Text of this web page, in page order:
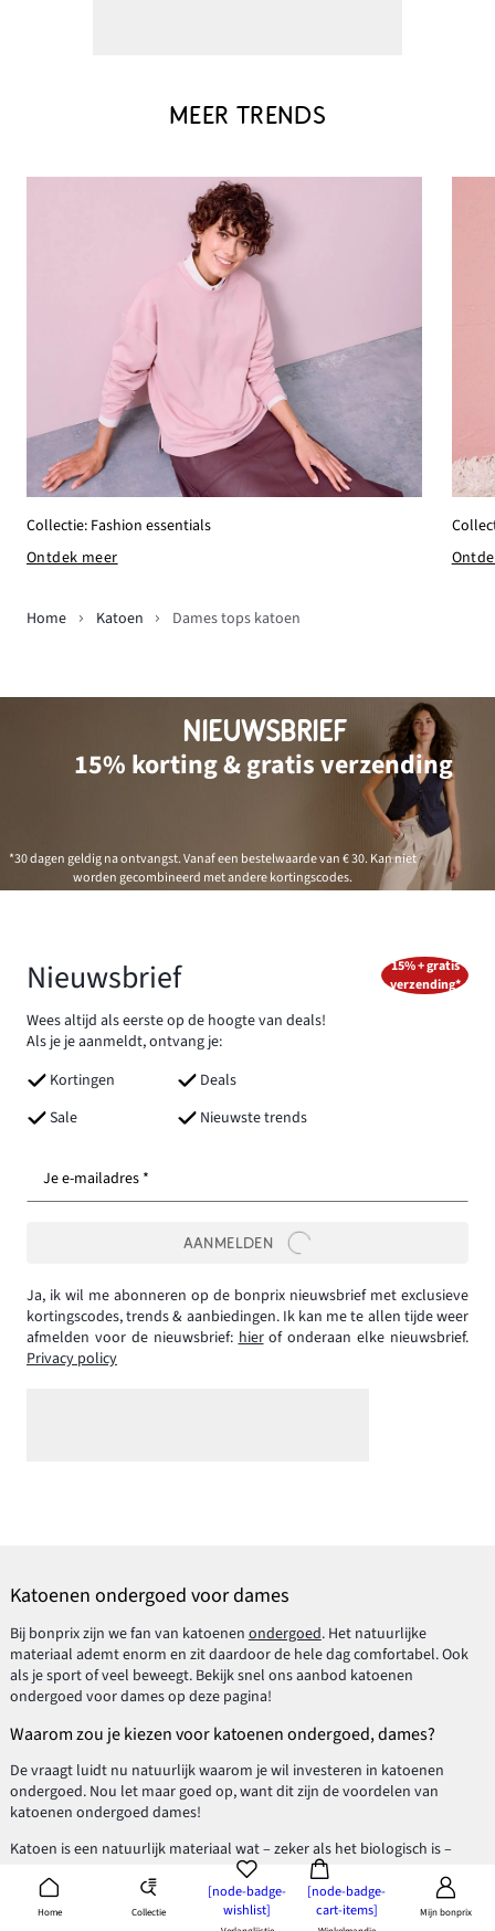
Home Collectie
[node-badge-
wishlist]
[node-badge-
cart-items]
Mijn bonprix
MEER TRENDS
Collectie: Fashion essentials
Ontdek meer
Home Katoen Dames tops katoen
NIEUWSBRIEF
15% korting & gratis verzending
*30 dagen geldig na ontvangst. Vanaf een bestelwaarde van € 30. Kan niet
worden gecombineerd met andere kortingscodes.
Nieuwsbrief
Wees altijd als eerste op de hoogte van deals!
Als je je aanmeldt, ontvang je:
Kortingen
Deals
Sale
Nieuwste trends
15% + gratis
verzending*
Je e-mailadres *
AANMELDEN
Ja, ik wil me abonneren op de bonprix nieuwsbrief met exclusieve
kortingscodes, trends & aanbiedingen. Ik kan me te allen tijde weer
afmelden voor de nieuwsbrief: hierof onderaan elke nieuwsbrief.
Privacy policy
Katoenen ondergoed voor dames
Bij bonprix zijn we fan van katoenen ondergoed. Het natuurlijke
materiaal ademt enorm en zit daardoor de hele dag comfortabel. Ook
als je sport of veel beweegt. Bekijk snel ons aanbod katoenen
ondergoed voor dames op deze pagina!
Waarom zou je kiezen voor katoenen ondergoed, dames?
De vraagt luidt nu natuurlijk waarom je wil investeren in katoenen
ondergoed. Nou let maar goed op, want dit zijn de voordelen van
katoenen ondergoed dames!
Katoen is een natuurlijk materiaal wat – zeker als het biologisch is –
slips
die je nu misschien draagt. Dat is
natuurlijk beter voor het milieu. En het fijne is, je hoeft hier bij bonprix
niet eens extra voor te betalen. Een ideale investering dus. Voor jou én